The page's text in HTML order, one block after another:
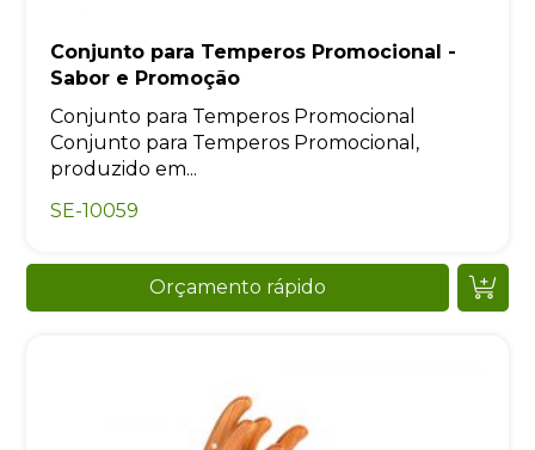
Conjunto para Temperos Promocional -
Sabor e Promoção
Conjunto para Temperos Promocional
Conjunto para Temperos Promocional,
produzido em...
SE-10059
Orçamento rápido